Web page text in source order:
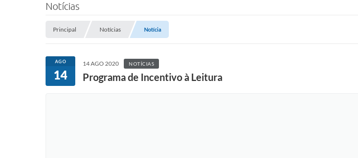
Notícias
Principal Notícias Notícia
AGO
14
14 AGO 2020 NOTÍCIAS
Programa de Incentivo à Leitura